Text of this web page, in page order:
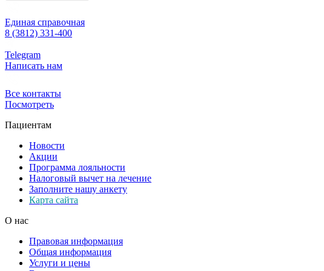
Единая справочная
8 (3812) 331-400
Telegram
Написать нам
Все контакты
Посмотреть
Пациентам
Новости
Акции
Программа лояльности
Налоговый вычет на лечение
Заполните нашу анкету
Карта сайта
О нас
Правовая информация
Общая информация
Услуги и цены